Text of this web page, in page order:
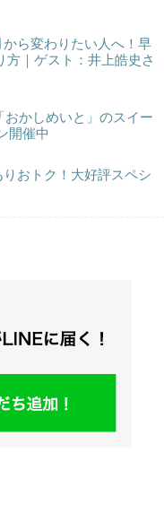
から変わりたい人へ！早
方｜ゲスト：井上皓史さ
おかしめいと」のスイー
開催中
りおトク！大好評スペシ